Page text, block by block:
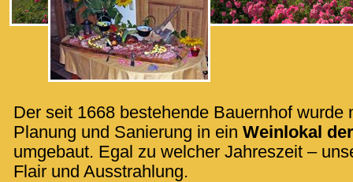
Der seit 1668 bestehende Bauernhof wurde
Planung und Sanierung in ein Weinlokal
umgebaut. Egal zu welcher Jahreszeit –
Flair und Ausstrahlung.